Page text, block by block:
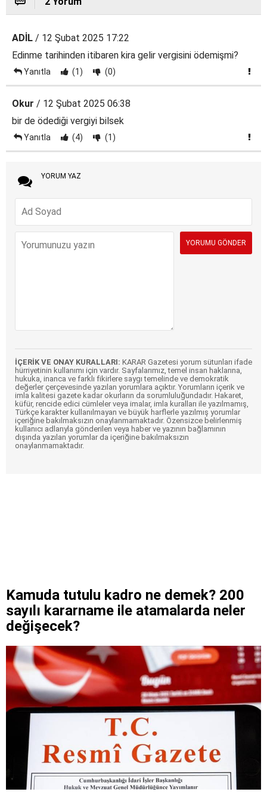
ADİL / 12 Şubat 2025 17:22
Edinme tarihinden itibaren kira gelir vergisini ödemişmi?
Yanıtla (1) (0)
Okur / 12 Şubat 2025 06:38
bir de ödediği vergiyi bilsek
Yanıtla (4) (1)
YORUM YAZ
İÇERİK VE ONAY KURALLARI: KARAR Gazetesi yorum sütunları ifade
hürriyetinin kullanımı için vardır. Sayfalarımız, temel insan haklarına,
hukuka, inanca ve farklı fikirlere saygı temelinde ve demokratik
değerler çerçevesinde yazılan yorumlara açıktır. Yorumların içerik ve
imla kalitesi gazete kadar okurların da sorumluluğundadır. Hakaret,
küfür, rencide edici cümleler veya imalar, imla kuralları ile yazılmamış,
Türkçe karakter kullanılmayan ve büyük harflerle yazılmış yorumlar
içeriğine bakılmaksızın onaylanmamaktadır. Özensizce belirlenmiş
kullanıcı adlarıyla gönderilen veya haber ve yazının bağlamının
dışında yazılan yorumlar da içeriğine bakılmaksızın
onaylanmamaktadır.
Kamuda tutulu kadro ne demek? 200
sayılı kararname ile atamalarda neler
değişecek?